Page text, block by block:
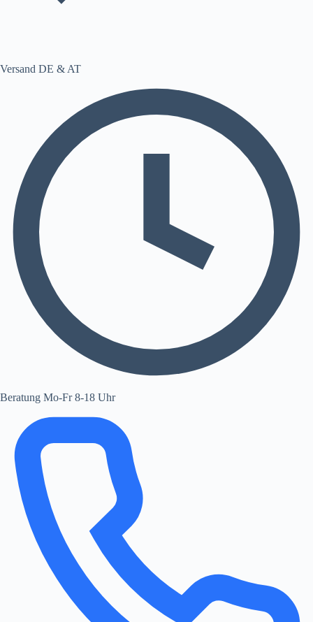
Versand DE & AT
Beratung Mo-Fr 8-18 Uhr